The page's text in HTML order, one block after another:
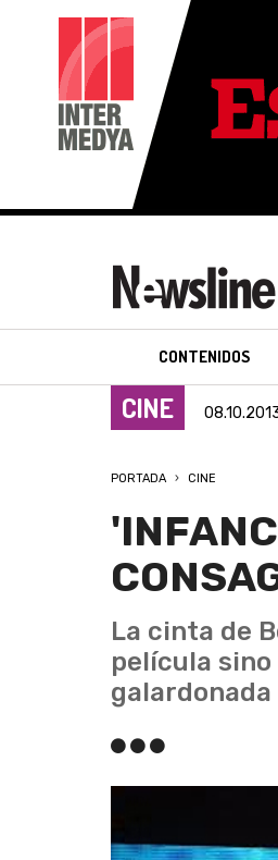
CONTENIDOS
CINE
PORTADA CINE
La cinta de
película